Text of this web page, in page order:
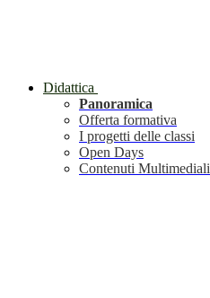
Didattica
Panoramica
Offerta formativa
I progetti delle classi
Open Days
Contenuti Multimediali